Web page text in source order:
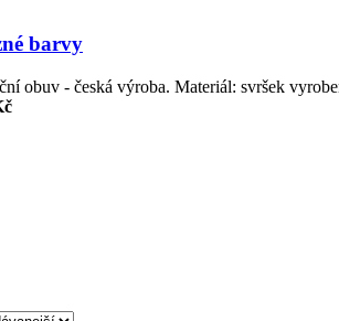
barvy
obuv - česká výroba. Materiál: svršek